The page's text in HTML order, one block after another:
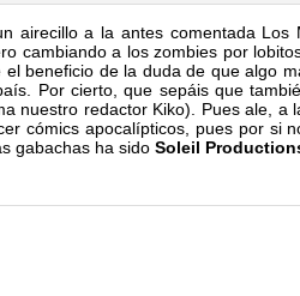
airecillo a la antes comentada
cambiando a los zombies por
el beneficio de la duda de que algo
Por cierto, que sepáis que
nuestro redactor Kiko). Pues ale, a
cómics apocalípticos, pues por si
gabachas ha sido Soleil